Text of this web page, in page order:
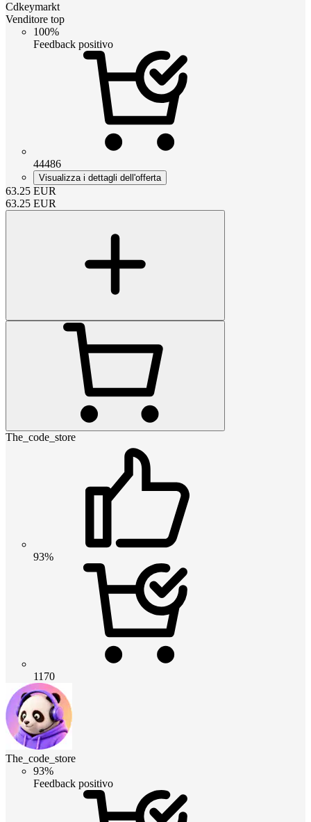
Cdkeymarkt
Venditore top
100%
Feedback positivo
44486
Visualizza i dettagli dell'offerta
63.25 EUR
63.25 EUR
The_code_store
93%
1170
The_code_store
93%
Feedback positivo